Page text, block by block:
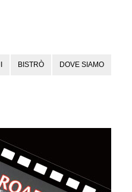
BISTRÒ DOVE SIAMO